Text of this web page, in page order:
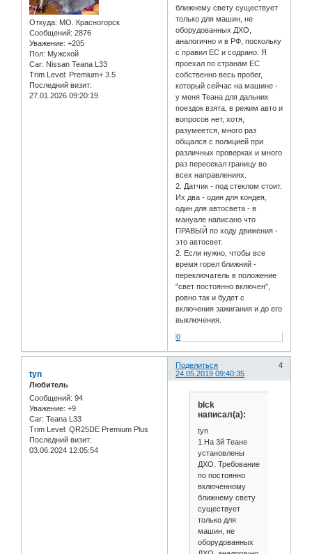
Откуда: МО. Красногорск
Сообщений: 2876
Уважение: +205
Пол: Мужской
Car: Nissan Teana L33
Trim Level: Premium+ 3.5
Последний визит:
27.01.2026 09:20:19
ближнему свету существует
только для машин, не
оборудованных ДХО,
аналогично и в РФ, поскольку
с правил ЕС и содрано. Я
проехал по странам EC
собственно весь пробег,
который сейчас на машине -
у меня Теана для дальних
поездок взята, в режим авто и
вопросов нет, хотя,
разумеется, много раз
общался с полицией при
различных проверках и много
раз пересекал границу во
всех направлениях.
2. Датчик - под стеклом стоит.
Их два - один для кондея,
один для автосвета - в
мануале написано что
ПРАВЫЙ по ходу движения -
это автосвет.
2. Если нужно, чтобы все
время горел ближний -
переключатель в положение
"свет постоянно включен",
ровно так и будет с
включения зажигания и до его
выключения.
0
Поделиться
4
24.05.2019 09:40:35
tyn
Любитель
Сообщений: 94
Уважение: +9
Car: Teana L33
Trim Level: QR25DE Premium Plus
Последний визит:
03.06.2024 12:05:54
blck
написал(а):
tyn
1.На 3й Теане
установлены
ДХО. Требование
по постоянно
включенному
ближнему свету
существует
только для
машин, не
оборудованных